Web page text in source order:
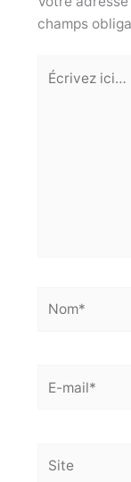
champs
Écrivez
ici…
mail*